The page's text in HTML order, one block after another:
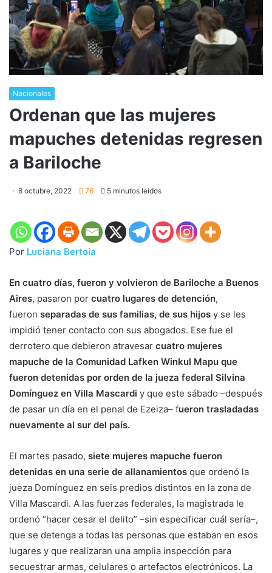
Nacionales
Ordenan que las mujeres
mapuches detenidas regresen
a Bariloche
8 octubre, 2022 76 5 minutos leídos
Por Luciana Bertoia
En cuatro días, fueron y volvieron de Bariloche a Buenos
Aires, pasaron por cuatro lugares de detención,
fueron separadas de sus familias, de sus hijos y se les
impidió tener contacto con sus abogados. Ese fue el
derrotero que debieron atravesar cuatro mujeres
mapuche de la Comunidad Lafken Winkul Mapu que
fueron detenidas por orden de la jueza federal Silvina
Domínguez en Villa Mascardi y que este sábado –después
de pasar un día en el penal de Ezeiza– fueron trasladadas
nuevamente al sur del país.
El martes pasado, siete mujeres mapuche fueron
detenidas en una serie de allanamientos que ordenó la
jueza Domínguez en seis predios distintos en la zona de
Villa Mascardi. A las fuerzas federales, la magistrada le
ordenó “hacer cesar el delito” –sin especificar cuál sería–,
que se detenga a todas las personas que estaban en esos
lugares y que realizaran una amplia inspección para
secuestrar armas, celulares o artefactos electrónicos. La